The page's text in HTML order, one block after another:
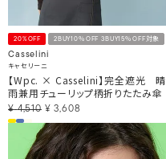
20%OFF 2BUY10％OFF 3BUY15％OFF対象
Casselini
キャセリーニ
【Wpc. × Casselini】完全遮光 晴
雨兼用チューリップ柄折りたたみ傘
¥ 4,510 ¥ 3,608